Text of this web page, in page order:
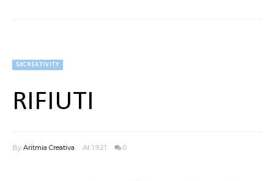
5XCREATIVITY
RIFIUTI
By Aritmia Creativa At 1.9.21 0